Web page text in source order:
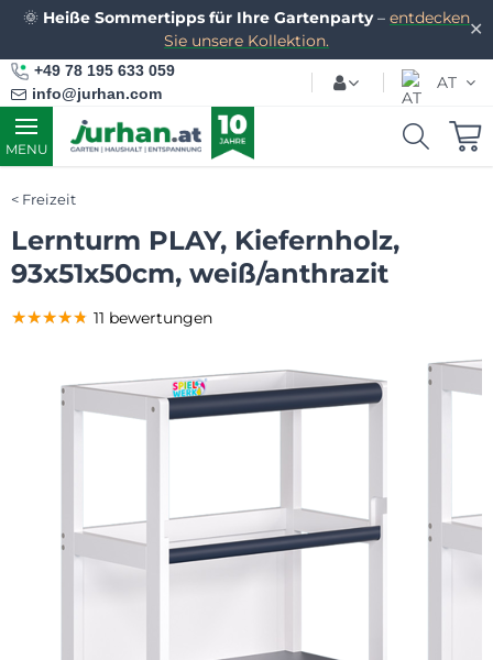
✕
🌞 Heiße Sommertipps für Ihre Gartenparty– entdecken
Sie unsere Kollektion.
+49 78 195 633 059
info@jurhan.com
AT
MENU
Freizeit
Lernturm PLAY, Kiefernholz,
93x51x50cm, weiß/anthrazit
★★★★★
★★★★★
★★★★★ 11 bewertungen